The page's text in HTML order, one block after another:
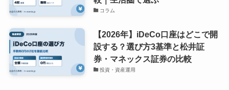
コラム
【2026年】iDeCo口座はどこで開
設する？選び方3基準と松井証
券・マネックス証券の比較
投資・資産運用